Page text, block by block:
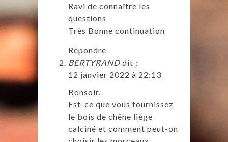
Ravi de connaître les
questions
Très Bonne continuation
Répondre
BERTYRAND dit :
12 janvier 2022 à 22:13
Bonsoir,
Est-ce que vous fournissez
le bois de chêne liège
calciné et comment peut-on